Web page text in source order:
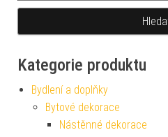
Kategorie produktu
Bydlení a doplňky
Bytové dekorace
Nástěnné dekorace